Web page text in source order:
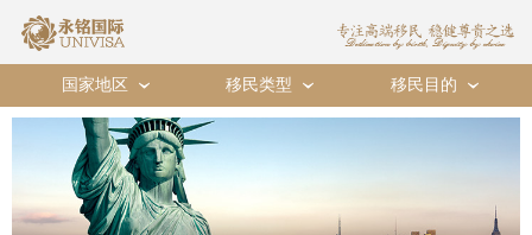
国家地区 › 移民类型 › 移民目的 ›